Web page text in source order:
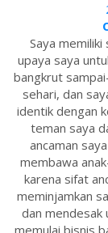
Saya
upaya saya
bangkrut
sehari, dan
identik dengan
teman saya
ancaman
membawa
karena sifat
meminjamkan
dan mendesak